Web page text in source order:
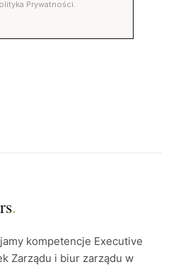
Prywatności.
.
kompetencje Executive
Zarządu i biur zarządu w